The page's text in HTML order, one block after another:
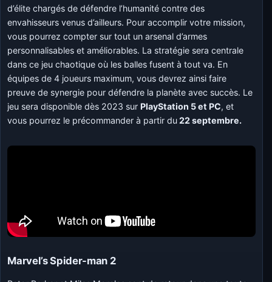
d’élite chargés de défendre l’humanité contre des
envahisseurs venus d’ailleurs. Pour accomplir votre mission,
vous pourrez compter sur tout un arsenal d’armes
personnalisables et améliorables. La stratégie sera centrale
dans ce jeu chaotique où les balles fusent à tout va. En
équipes de 4 joueurs maximum, vous devrez ainsi faire
preuve de synergie pour défendre la planète avec succès. Le
jeu sera disponible dès 2023 sur PlayStation 5 et PC, et
vous pourrez le précommander à partir du22 septembre.
Marvel’s Spider-man 2